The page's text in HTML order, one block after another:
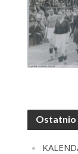
Ostatnio